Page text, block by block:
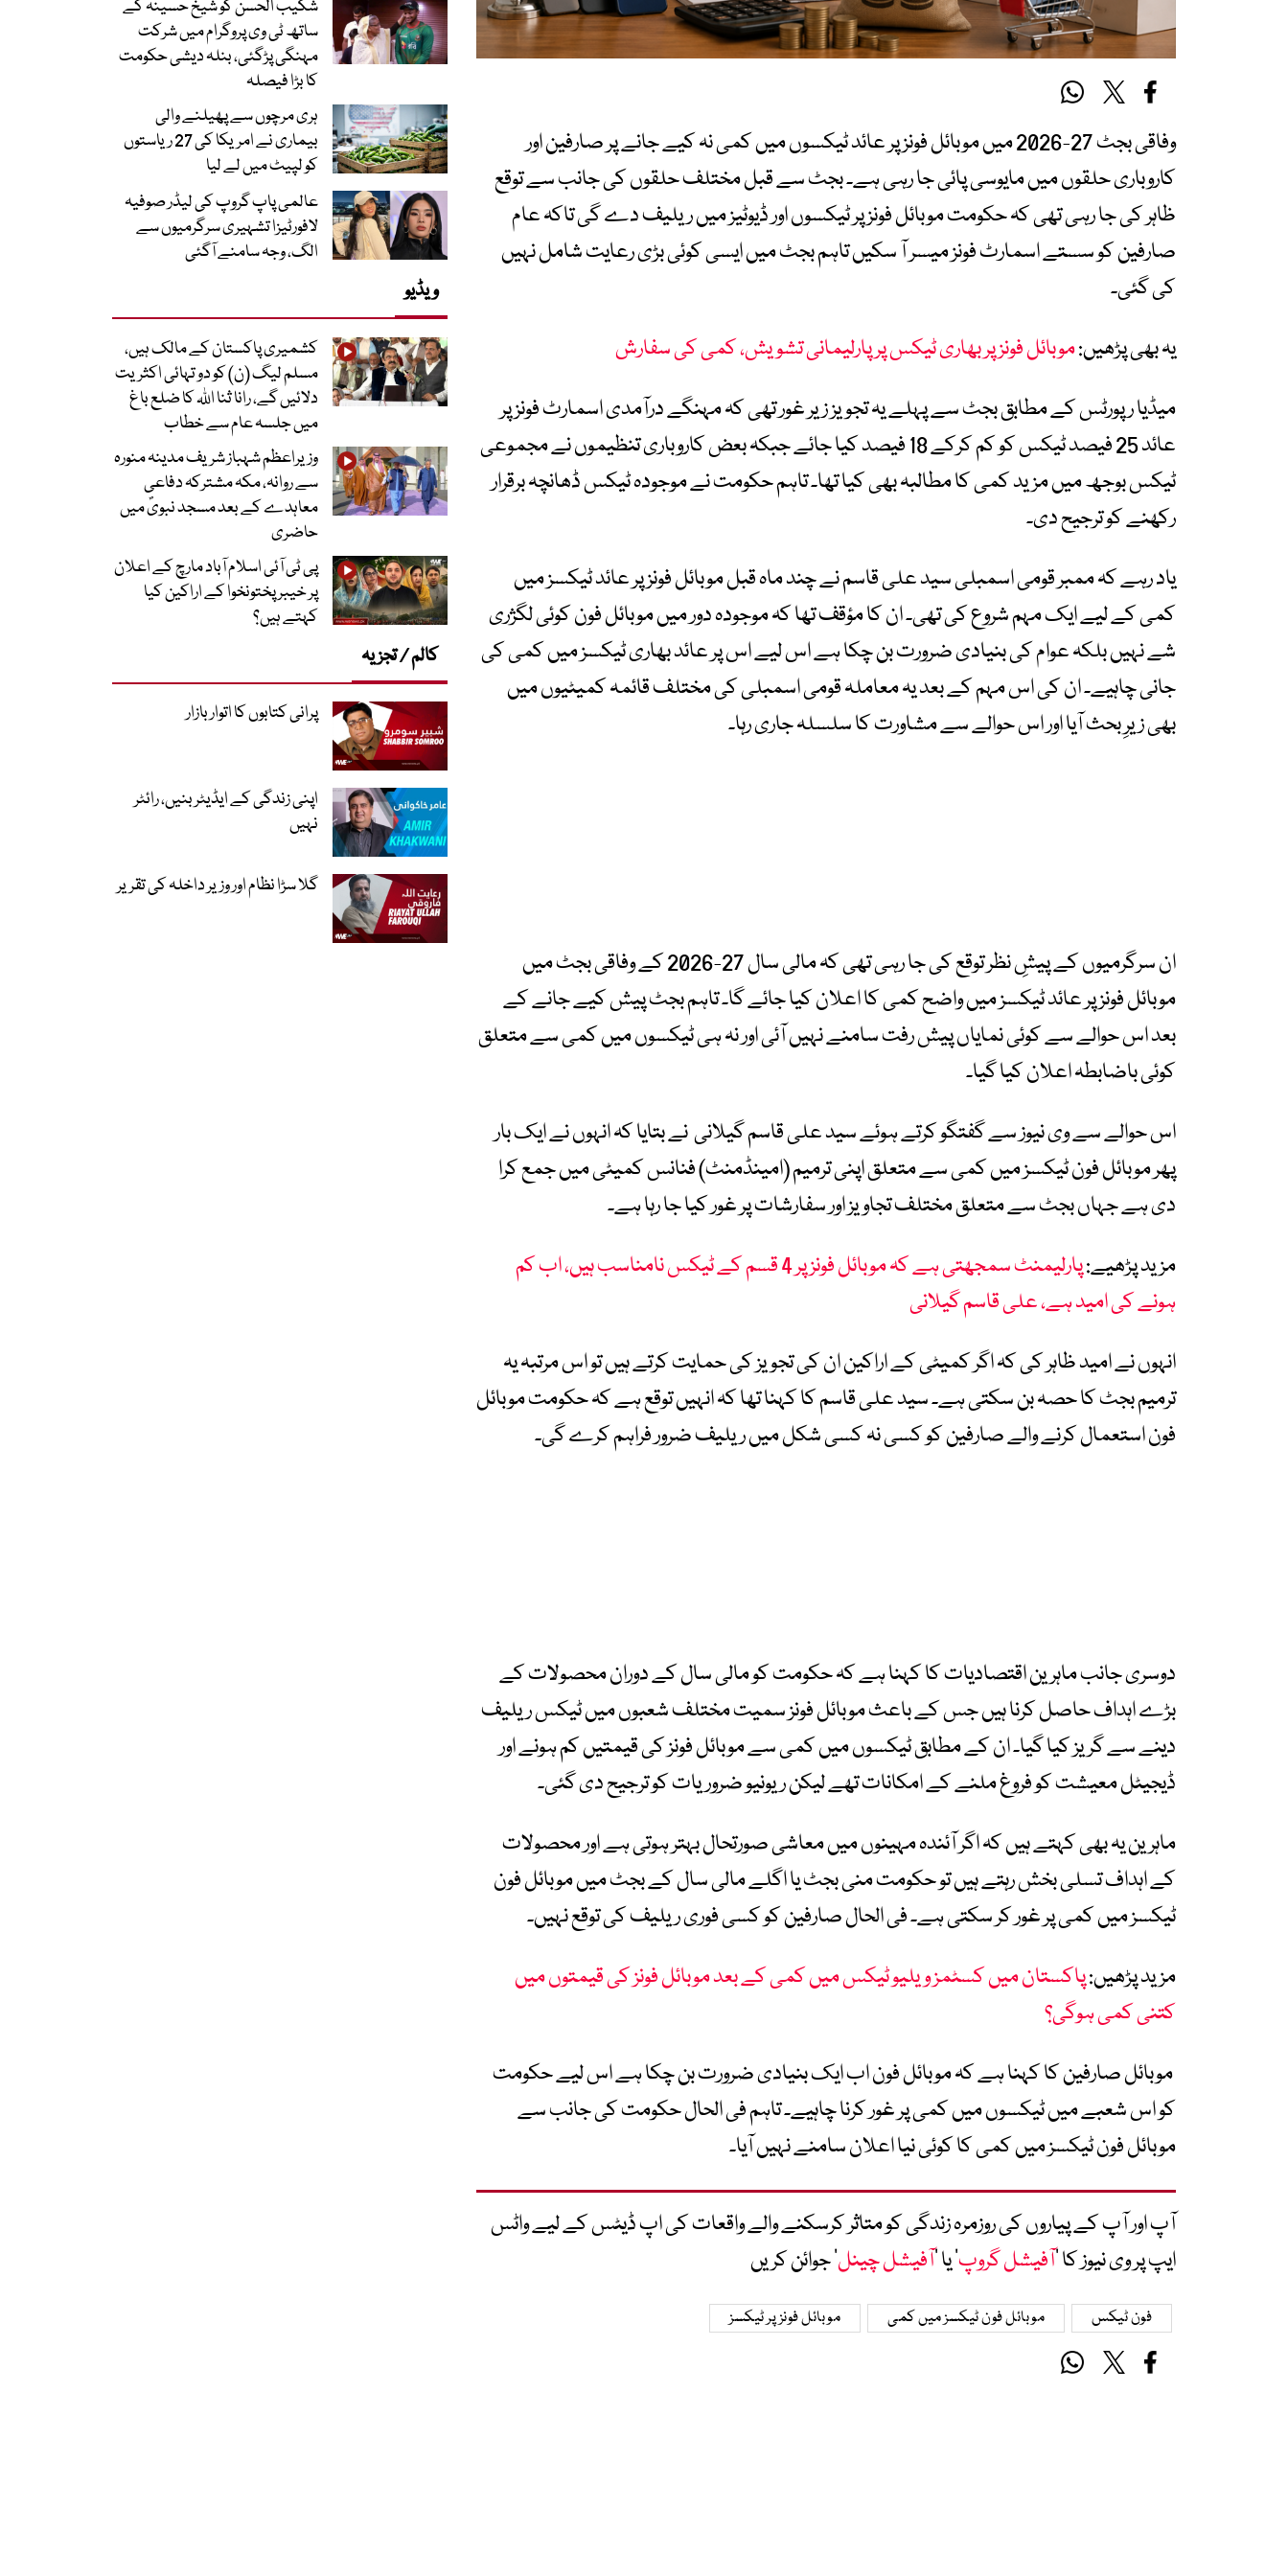
وفاقی بجٹ 27-2026 میں موبائل فونز پر عائد ٹیکسوں میں کمی نہ کیے جانے پر صارفین اور
کاروباری حلقوں میں مایوسی پائی جا رہی ہے۔ بجٹ سے قبل مختلف حلقوں کی جانب سے توقع
ظاہر کی جا رہی تھی کہ حکومت موبائل فونز پر ٹیکسوں اور ڈیوٹیز میں ریلیف دے گی تاکہ عام
صارفین کو سستے اسمارٹ فونز میسر آ سکیں تاہم بجٹ میں ایسی کوئی بڑی رعایت شامل نہیں
کی گئی۔
یہ بھی پڑھیں:موبائل فونز پر بھاری ٹیکس پر پارلیمانی تشویش، کمی کی سفارش
میڈیا رپورٹس کے مطابق بجٹ سے پہلے یہ تجویز زیر غور تھی کہ مہنگے درآمدی اسمارٹ فونز پر
عائد 25 فیصد ٹیکس کو کم کرکے 18 فیصد کیا جائے جبکہ بعض کاروباری تنظیموں نے مجموعی
ٹیکس بوجھ میں مزید کمی کا مطالبہ بھی کیا تھا۔ تاہم حکومت نے موجودہ ٹیکس ڈھانچہ برقرار
رکھنے کو ترجیح دی۔
یاد رہے کہ ممبر قومی اسمبلی سید علی قاسم نے چند ماہ قبل موبائل فونز پر عائد ٹیکسز میں
کمی کے لیے ایک مہم شروع کی تھی۔ ان کا مؤقف تھا کہ موجودہ دور میں موبائل فون کوئی لگژری
شے نہیں بلکہ عوام کی بنیادی ضرورت بن چکا ہے اس لیے اس پر عائد بھاری ٹیکسز میں کمی کی
جانی چاہیے۔ ان کی اس مہم کے بعد یہ معاملہ قومی اسمبلی کی مختلف قائمہ کمیٹیوں میں
بھی زیرِ بحث آیا اور اس حوالے سے مشاورت کا سلسلہ جاری رہا۔
ان سرگرمیوں کے پیشِ نظر توقع کی جا رہی تھی کہ مالی سال 27-2026 کے وفاقی بجٹ میں
موبائل فونز پر عائد ٹیکسز میں واضح کمی کا اعلان کیا جائے گا۔ تاہم بجٹ پیش کیے جانے کے
بعد اس حوالے سے کوئی نمایاں پیش رفت سامنے نہیں آئی اور نہ ہی ٹیکسوں میں کمی سے متعلق
کوئی باضابطہ اعلان کیا گیا۔
اس حوالے سے وی نیوز سے گفتگو کرتے ہوئے سید علی قاسم گیلانی نے بتایا کہ انہوں نے ایک بار
پھر موبائل فون ٹیکسز میں کمی سے متعلق اپنی ترمیم (امینڈمنٹ) فنانس کمیٹی میں جمع کرا
دی ہے جہاں بجٹ سے متعلق مختلف تجاویز اور سفارشات پر غور کیا جا رہا ہے۔
مزید پڑھیے:
پارلیمنٹ سمجھتی ہے کہ موبائل فونز پر 4 قسم کے ٹیکس نامناسب ہیں، اب کم
ہونے کی امید ہے، علی قاسم گیلانی
انہوں نے امید ظاہر کی کہ اگر کمیٹی کے اراکین ان کی تجویز کی حمایت کرتے ہیں تو اس مرتبہ یہ
ترمیم بجٹ کا حصہ بن سکتی ہے۔ سید علی قاسم کا کہنا تھا کہ انہیں توقع ہے کہ حکومت موبائل
فون استعمال کرنے والے صارفین کو کسی نہ کسی شکل میں ریلیف ضرور فراہم کرے گی۔
دوسری جانب ماہرین اقتصادیات کا کہنا ہے کہ حکومت کو مالی سال کے دوران محصولات کے
بڑے اہداف حاصل کرنا ہیں جس کے باعث موبائل فونز سمیت مختلف شعبوں میں ٹیکس ریلیف
دینے سے گریز کیا گیا۔ ان کے مطابق ٹیکسوں میں کمی سے موبائل فونز کی قیمتیں کم ہونے اور
ڈیجیٹل معیشت کو فروغ ملنے کے امکانات تھے لیکن ریونیو ضروریات کو ترجیح دی گئی۔
ماہرین یہ بھی کہتے ہیں کہ اگر آئندہ مہینوں میں معاشی صورتحال بہتر ہوتی ہے اور محصولات
کے اہداف تسلی بخش رہتے ہیں تو حکومت منی بجٹ یا اگلے مالی سال کے بجٹ میں موبائل فون
ٹیکسز میں کمی پر غور کر سکتی ہے۔ فی الحال صارفین کو کسی فوری ریلیف کی توقع نہیں۔
مزید پڑھیں:پاکستان میں کسٹمز ویلیو ٹیکس میں کمی کے بعد موبائل فونز کی قیمتوں میں
کتنی کمی ہوگی؟
موبائل صارفین کا کہنا ہے کہ موبائل فون اب ایک بنیادی ضرورت بن چکا ہے اس لیے حکومت
کو اس شعبے میں ٹیکسوں میں کمی پر غور کرنا چاہیے۔ تاہم فی الحال حکومت کی جانب سے
موبائل فون ٹیکسز میں کمی کا کوئی نیا اعلان سامنے نہیں آیا۔
آپ اور آپ کے پیاروں کی روزمرہ زندگی کو متاثر کرسکنے والے واقعات کی اپ ڈیٹس کے لیے واٹس
ایپ پر وی نیوز کا ’آفیشل گروپ‘ یا ’آفیشل چینل‘ جوائن کریں
فون ٹیکس موبائل فون ٹیکسز میں کمی موبائل فونز پر ٹیکسز
شکیب الحسن کو شیخ حسینہ کے
ساتھ ٹی وی پروگرام میں شرکت
مہنگی پڑگئی، بنلہ دیشی حکومت
کا بڑا فیصلہ
ہری مرچوں سے پھیلنے والی
بیماری نے امریکا کی 27 ریاستوں
کو لپیٹ میں لے لیا
عالمی پاپ گروپ کی لیڈر صوفیہ
لافورٹیزا تشہیری سرگرمیوں سے
الگ، وجہ سامنے آگئی
ویڈیو
کشمیری پاکستان کے مالک ہیں،
مسلم لیگ (ن) کو دو تہائی اکثریت
دلائیں گے، رانا ثنا اللہ کا ضلع باغ
میں جلسہ عام سے خطاب
وزیراعظم شہباز شریف مدینہ منورہ
سے روانہ، مکہ مشترکہ دفاعی
معاہدے کے بعد مسجد نبویؐ میں
حاضری
پی ٹی آئی اسلام آباد مارچ کے اعلان
پر خیبر پختونخوا کے اراکین کیا
کہتے ہیں؟
کالم / تجزیہ
پرانی کتابوں کا اتوار بازار
اپنی زندگی کے ایڈیٹر بنیں، رائٹر
نہیں
گلا سڑا نظام اور وزیر داخلہ کی تقریر